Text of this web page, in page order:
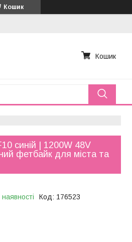
Кошик
Кошик
синій | 1200W 48V
фетбайк для міста та
Код: 176523